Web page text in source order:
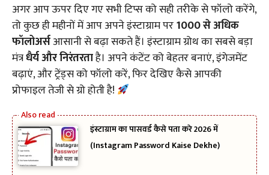
अगर आप ऊपर दिए गए सभी टिप्स को सही तरीके से फॉलो करेंगे,
तो कुछ ही महीनों में आप अपने इंस्टाग्राम पर1000 से अधिक
फॉलोअर्सआसानी से बढ़ा सकते हैं। इंस्टाग्राम ग्रोथ का सबसे बड़ा
मंत्रधैर्य और निरंतरताहै। अपने कंटेंट को बेहतर बनाएं, इंगेजमेंट
बढ़ाएं, और ट्रेंड्स को फॉलो करें, फिर देखिए कैसे आपकी
प्रोफाइल तेजी से ग्रो होती है!
इंस्टाग्राम का पासवर्ड कैसे पता करे 2026 में
(Instagram Password Kaise Dekhe)